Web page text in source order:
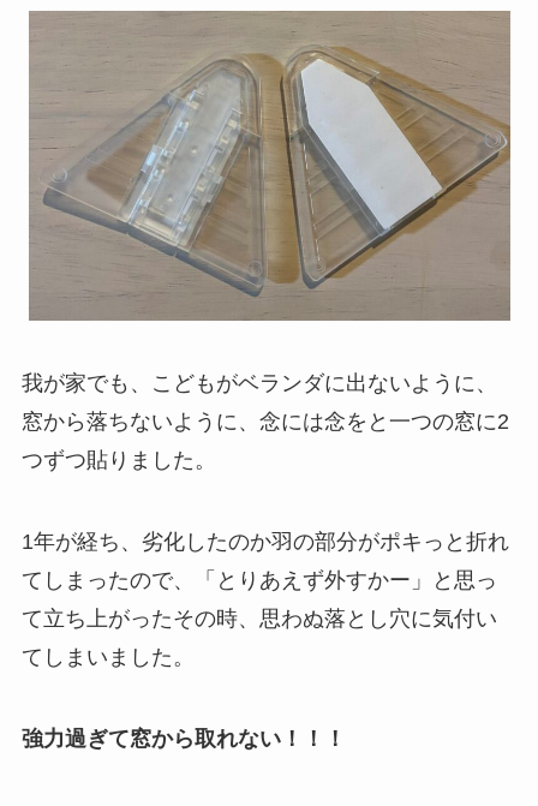
我が家でも、こどもがベランダに出ないように、
窓から落ちないように、念には念をと一つの窓に2
つずつ貼りました。
1年が経ち、劣化したのか羽の部分がポキっと折れ
てしまったので、「とりあえず外すかー」と思っ
て立ち上がったその時、思わぬ落とし穴に気付い
てしまいました。
強力過ぎて窓から取れない！！！